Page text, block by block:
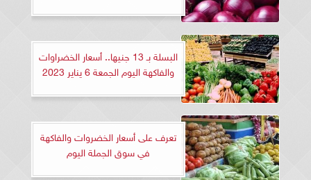
البسلة بـ 13 جنيها.. أسعار الخضراوات
والفاكهة اليوم الجمعة 6 يناير 2023
تعرف على أسعار الخضروات والفاكهة
في سوق الجملة اليوم